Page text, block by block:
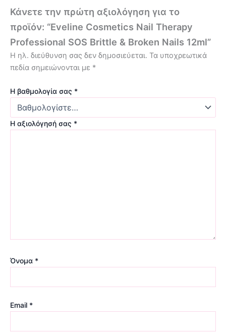
Κάνετε την πρώτη αξιολόγηση για το
προϊόν: “Eveline Cosmetics Nail Therapy
Professional SOS Brittle & Broken Nails 12ml”
Η ηλ. διεύθυνση σας δεν δημοσιεύεται. Τα υποχρεωτικά
πεδία σημειώνονται με *
Η βαθμολογία σας *
Η αξιολόγησή σας *
Όνομα *
Email *